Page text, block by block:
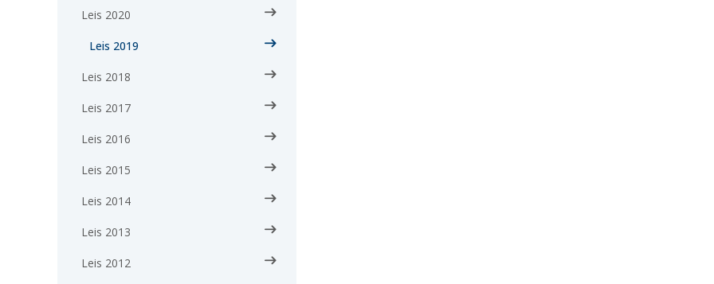
Leis 2020
Leis 2019
Leis 2018
Leis 2017
Leis 2016
Leis 2015
Leis 2014
Leis 2013
Leis 2012